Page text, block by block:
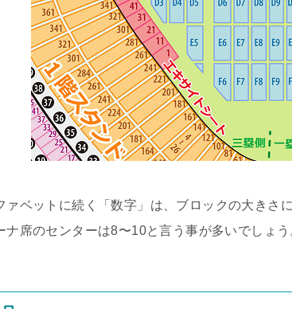
ァベットに続く「数字」は、ブロックの大きさ
ナ席のセンターは8〜10と言う事が多いでしょう